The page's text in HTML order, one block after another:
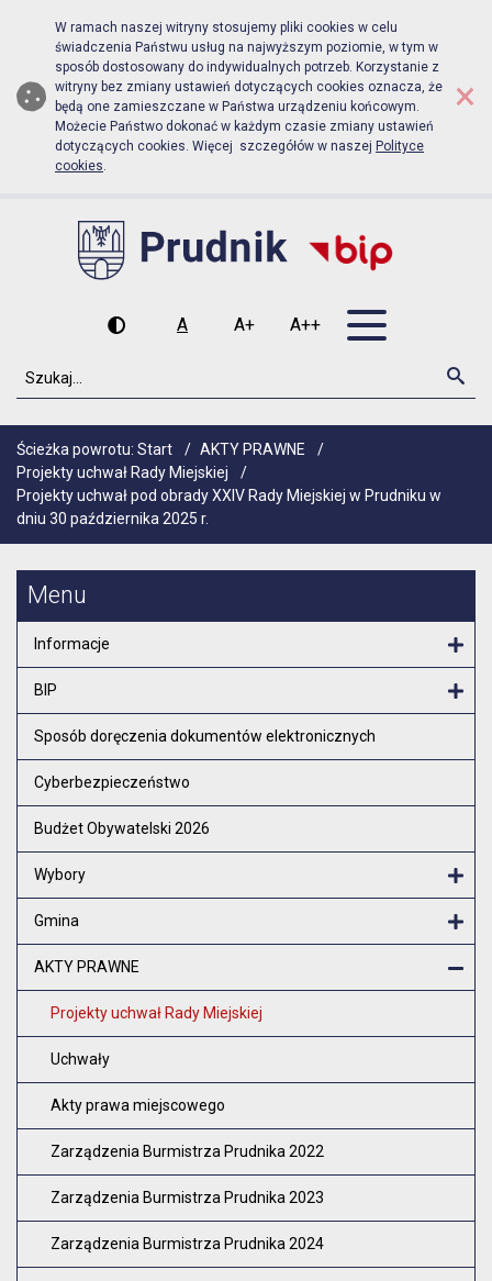
Biuletyn Informacji Publicznej
Przejdź do menu głównego
Przejdź do głównej zawartości
W ramach naszej witryny stosujemy pliki cookies w celu
świadczenia Państwu usług na najwyższym poziomie, w tym w
sposób dostosowany do indywidualnych potrzeb. Korzystanie z
witryny bez zmiany ustawień dotyczących cookies oznacza, że
będą one zamieszczane w Państwa urządzeniu końcowym.
Możecie Państwo dokonać w każdym czasie zmiany ustawień
dotyczących cookies. Więcej szczegółów w naszej Polityce
cookies.
×
Wysoki kontrast
A
Czcionka domyślna
A+
Czcionka średnia
A++
Czcionka duża
Szukaj
Ścieżka powrotu: Start / AKTY PRAWNE
/
Projekty uchwał Rady Miejskiej
/
Projekty uchwał pod obrady XXIV Rady Miejskiej w Prudniku w
dniu 30 października 2025 r.
Menu
Informacje
BIP
Sposób doręczenia dokumentów elektronicznych
Cyberbezpieczeństwo
Budżet Obywatelski 2026
Wybory
Gmina
AKTY PRAWNE
Projekty uchwał Rady Miejskiej
Uchwały
Akty prawa miejscowego
Zarządzenia Burmistrza Prudnika 2022
Zarządzenia Burmistrza Prudnika 2023
Zarządzenia Burmistrza Prudnika 2024